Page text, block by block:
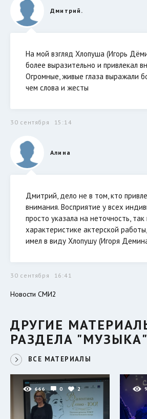
Дмитрий.
На мой взгляд Хлопуша (Игорь
более выразительно и привлекал
Огромные, живые глаза выражали
чем слова и жесты
30 сентября 15:14
Алина
Дмитрий, дело не в том, кто
внимания. Восприятие у всех
просто указала на неточность, так
характеристике актерской
имел в виду Хлопушу (Игоря
30 сентября 16:41
Новости СМИ2
ДРУГИЕ
РАЗДЕЛА "МУЗЫКА"
ВСЕ МАТЕРИАЛЫ
666 0 2